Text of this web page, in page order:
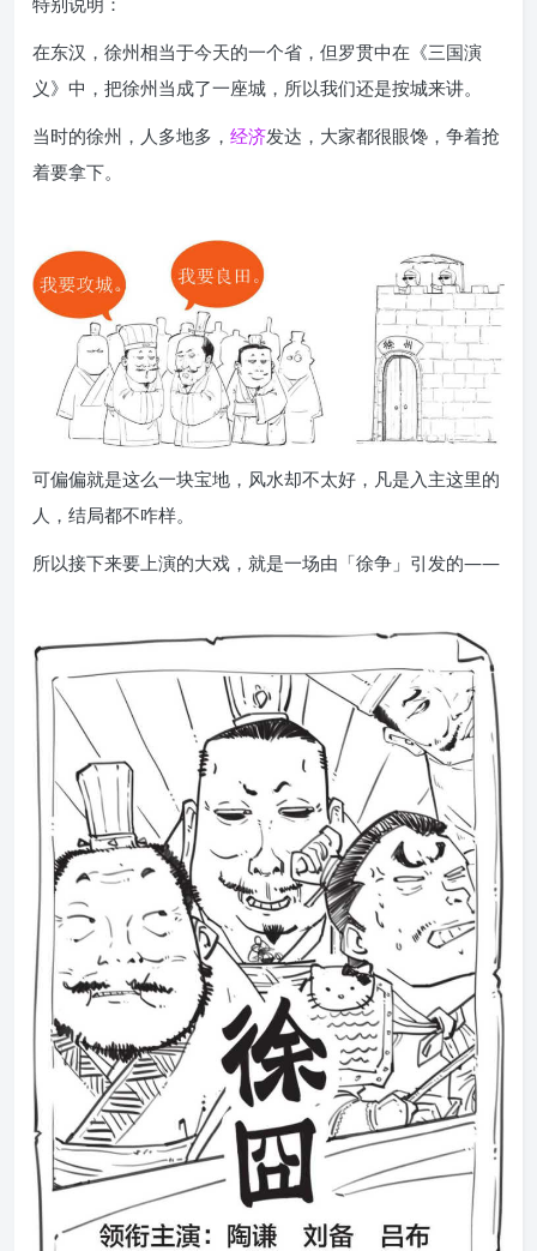
在东汉，徐州相当于今天的一个省，但罗贯中在《三国演
义》中，把徐州当成了一座城，所以我们还是按城来讲。
当时的徐州，人多地多， 经济发达，大家都很眼馋，争着抢
着要拿下。
可偏偏就是这么一块宝地，风水却不太好，凡是入主这里的
人，结局都不咋样。
所以接下来要上演的大戏，就是一场由「徐争」引发的——